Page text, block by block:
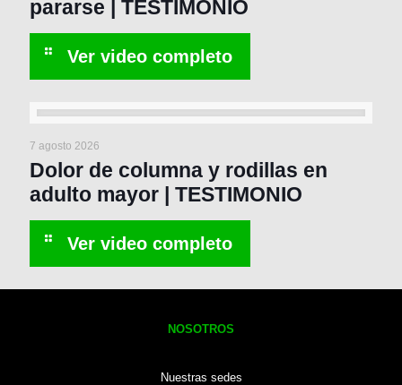
pararse | TESTIMONIO
7 agosto 2026
Dolor de columna y rodillas en
adulto mayor | TESTIMONIO
NOSOTROS
Nuestras sedes